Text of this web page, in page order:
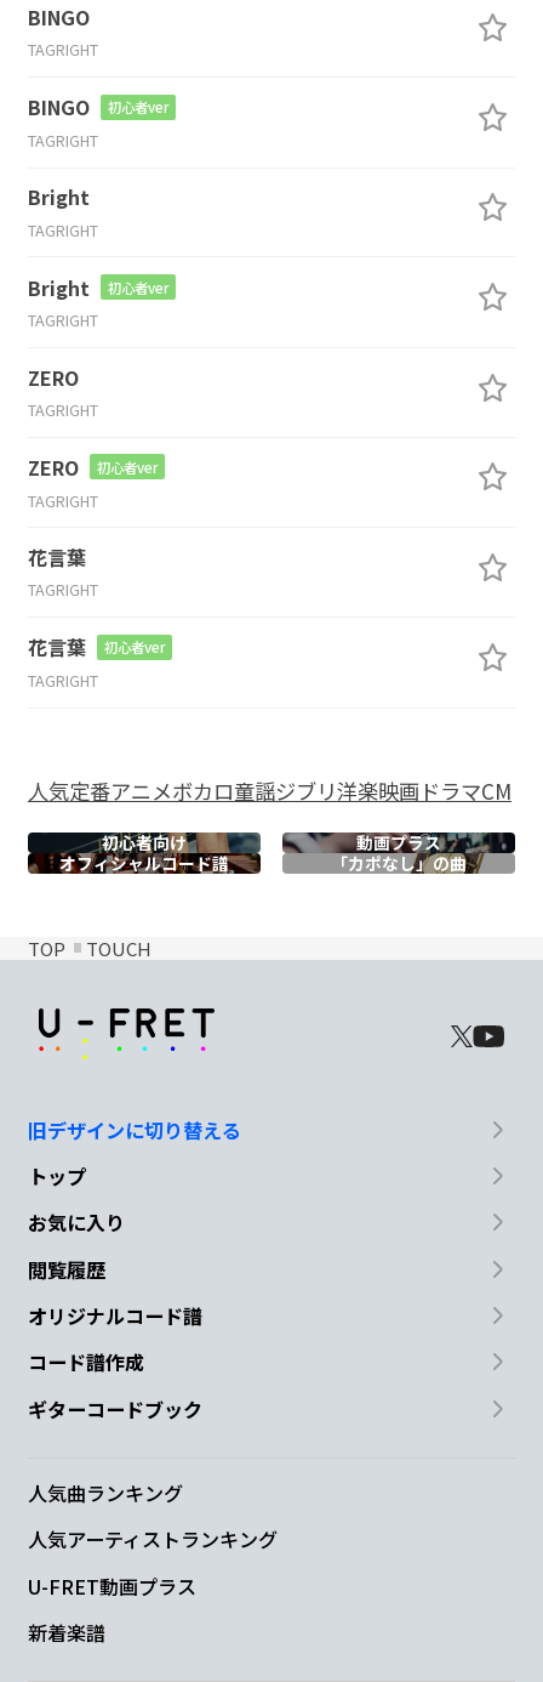
BINGO
TAGRIGHT
BINGO 初心者ver
TAGRIGHT
Bright
TAGRIGHT
Bright 初心者ver
TAGRIGHT
ZERO
TAGRIGHT
ZERO 初心者ver
TAGRIGHT
花言葉
TAGRIGHT
花言葉 初心者ver
TAGRIGHT
人気定番アニメボカロ童謡ジブリ洋楽映画ドラマCM
初心者向け
動画プラス
オフィシャルコード譜 「カポなし」の曲
TOP TOUCH
旧デザインに切り替える
トップ
お気に入り
閲覧履歴
オリジナルコード譜
コード譜作成
ギターコードブック
人気曲ランキング
人気アーティストランキング
U-FRET動画プラス
新着楽譜